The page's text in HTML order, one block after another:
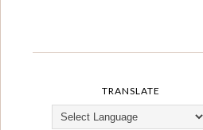
TRANSLATE